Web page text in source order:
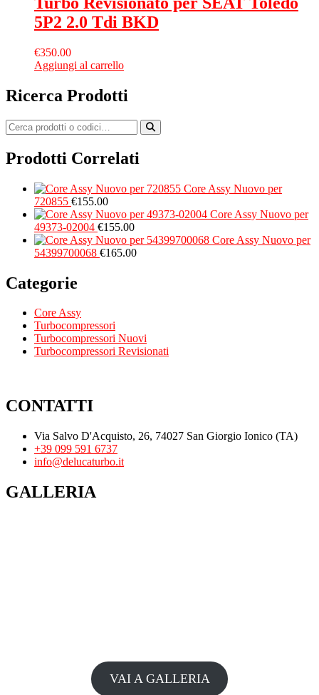
5P2 2.0 Tdi BKD
€350.00
Aggiungi al carrello
Ricerca Prodotti
Prodotti Correlati
Core Assy Nuovo per
720855 €155.00
Core Assy Nuovo per
49373-02004 €155.00
Core Assy Nuovo per
54399700068 €165.00
Categorie
Core Assy
Turbocompressori
Turbocompressori Nuovi
Turbocompressori Revisionati
CONTATTI
Via Salvo D'Acquisto, 26, 74027 San Giorgio Ionico (TA)
+39 099 591 6737
info@delucaturbo.it
GALLERIA
VAI A GALLERIA